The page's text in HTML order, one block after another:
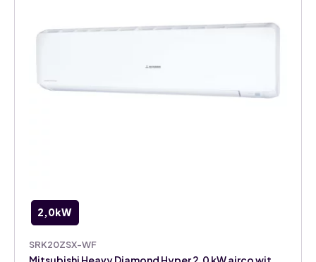
2,0kW
SRK20ZSX-WF